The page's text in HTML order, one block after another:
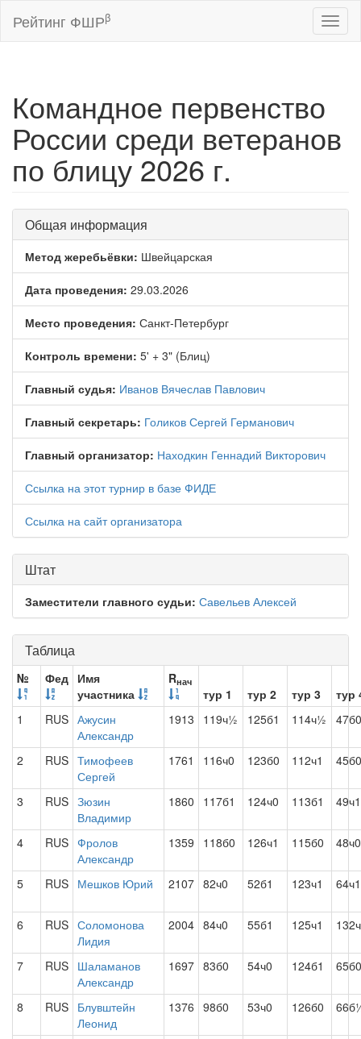
Рейтинг ФШРβ
Командное первенство
России среди ветеранов
по блицу 2026 г.
Общая информация
Метод жеребьёвки: Швейцарская
Дата проведения: 29.03.2026
Место проведения: Санкт-Петербург
Контроль времени: 5' + 3" (Блиц)
Главный судья: Иванов Вячеслав Павлович
Главный секретарь: Голиков Сергей Германович
Главный организатор: Находкин Геннадий Викторович
Ссылка на этот турнир в базе ФИДЕ
Ссылка на сайт организатора
Штат
Заместители главного судьи: Савельев Алексей
Таблица
№ Фед Имя
участника
Rнач
тур 1 тур 2 тур 3
тур
1
RUS Ажусин
Александр
1913 119ч½ 125б1 114ч½ 47б0
2 RUS Тимофеев
Сергей
1761 116ч0 123б0 112ч1 45б0
3 RUS Зюзин
Владимир
1860 117б1 124ч0 113б1 49ч1
4 RUS Фролов
Александр
1359 118б0 126ч1 115б0 48ч0
5 RUS Мешков Юрий 2107 82ч0 52б1 123ч1 64ч1
6 RUS Соломонова
Лидия
2004 84ч0 55б1 125ч1
7 RUS Шаламанов
Александр
1697 83б0 54ч0 124б1 65б0
8 RUS Блувштейн
Леонид
1376 98б0 53ч0 126б0